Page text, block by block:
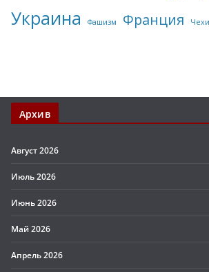
Украина Фашизм Франция
Архив
Август 2026
Июль 2026
Июнь 2026
Май 2026
Апрель 2026